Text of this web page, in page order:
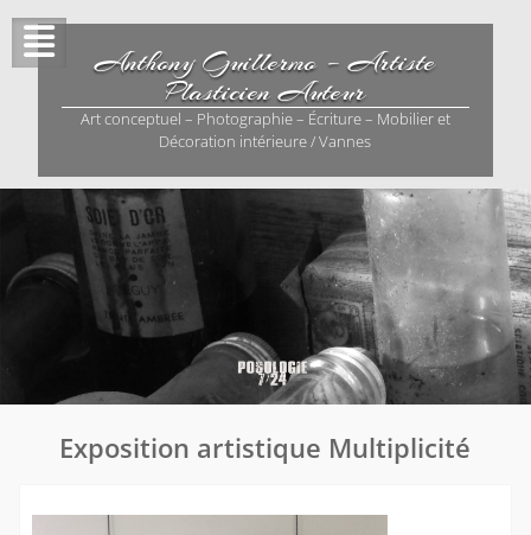
content
Anthony Guillermo – Artiste
Plasticien Auteur
Art conceptuel – Photographie – Écriture – Mobilier et
Décoration intérieure / Vannes
Exposition artistique Multiplicité